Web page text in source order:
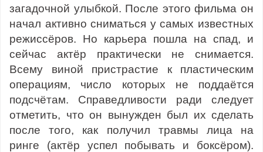
загадочной улыбкой. После этого фильма он
начал активно сниматься у самых известных
режиссёров. Но карьера пошла на спад, и
сейчас актёр практически не снимается.
Всему виной пристрастие к пластическим
операциям, число которых не поддаётся
подсчётам. Справедливости ради следует
отметить, что он вынужден был их сделать
после того, как получил травмы лица на
ринге (актёр успел побывать и боксёром).